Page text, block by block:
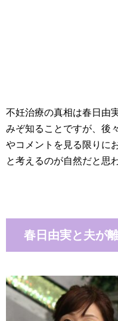
不妊治療の真相は春日由
みぞ知ることですが、後
やコメントを見る限りに
と考えるのが自然だと思
春日由実と夫が